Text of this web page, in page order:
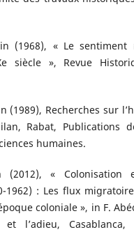
(1968), « Le
siècle », Revue
(1989), Recherches sur
Rabat, Publications
humaines.
(2012), « Colonisation
1962) : Les flux
coloniale », in F.
l’adieu, Casablanca,